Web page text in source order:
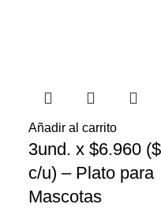
Añadir al carrito
3und. x $6.960
c/u) – Plato para
Mascotas